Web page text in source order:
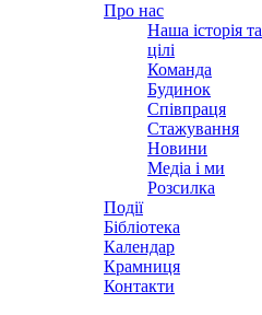
Про нас
Наша історія та
цілі
Команда
Будинок
Співпраця
Стажування
Новини
Медіа і ми
Розсилка
Події
Бібліотека
Календар
Крамниця
Контакти